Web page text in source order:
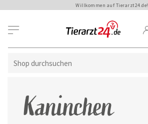
Willkommen auf Tierarzt24.de!
Kaninchen